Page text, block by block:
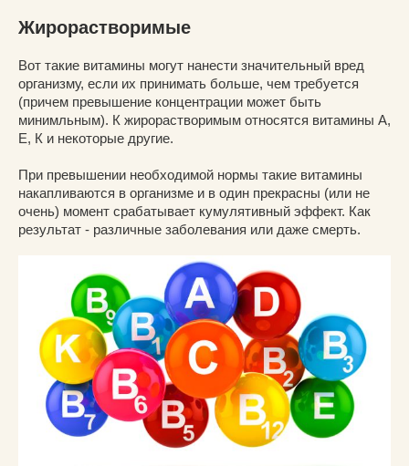
Жирорастворимые
Вот такие витамины могут нанести значительный вред
организму, если их принимать больше, чем требуется
(причем превышение концентрации может быть
минимльным). К жирорастворимым относятся витамины А,
Е, К и некоторые другие.
При превышении необходимой нормы такие витамины
накапливаются в организме и в один прекрасны (или не
очень) момент срабатывает кумулятивный эффект. Как
результат - различные заболевания или даже смерть.